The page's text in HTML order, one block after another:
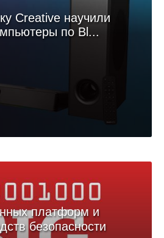
Creative научили
по Bl...
платформ и
безопасности